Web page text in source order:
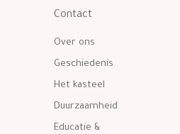
Contact
Over ons
Geschiedenis
Het kasteel
Duurzaamheid
Educatie &